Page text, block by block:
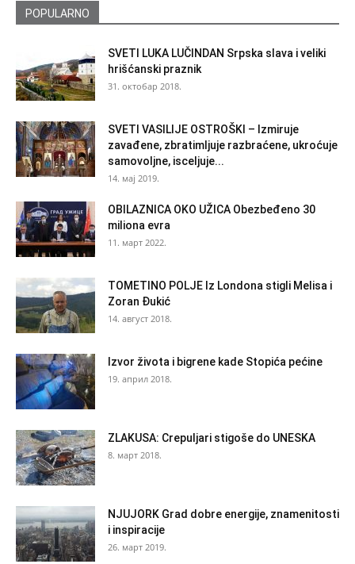
POPULARNO
SVETI LUKA LUČINDAN Srpska slava i veliki
hrišćanski praznik
31. октобар 2018.
SVETI VASILIJE OSTROŠKI – Izmiruje
zavađene, zbratimljuje razbraćene, ukroćuje
samovoljne, isceljuje...
14. мај 2019.
OBILAZNICA OKO UŽICA Obezbeđeno 30
miliona evra
11. март 2022.
TOMETINO POLJE Iz Londona stigli Melisa i
Zoran Đukić
14. август 2018.
Izvor života i bigrene kade Stopića pećine
19. април 2018.
ZLAKUSA: Crepuljari stigoše do UNESKA
8. март 2018.
NJUJORK Grad dobre energije, znamenitosti
i inspiracije
26. март 2019.